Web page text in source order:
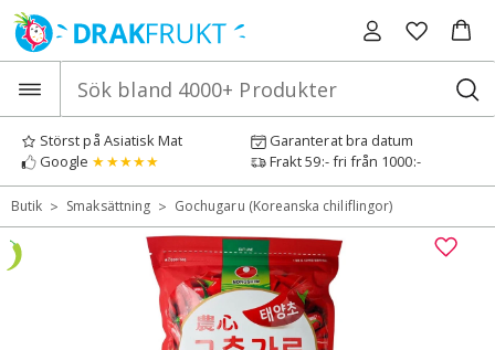
Hoppa
till
innehåll
Störst på Asiatisk Mat
Garanterat bra datum
Google ★★★★★ Frakt 59:- fri från 1000:-
Butik > Smaksättning > Gochugaru (Koreanska chiliflingor)